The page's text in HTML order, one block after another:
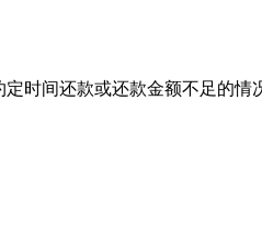
时间还款或还款金额不足的情